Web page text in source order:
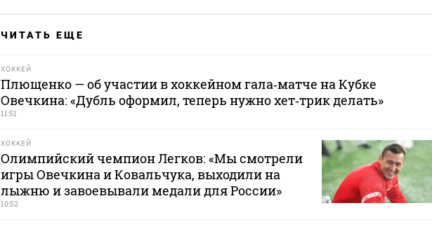
ЧИТАТЬ ЕЩЕ
ХОККЕЙ
Плющенко — об участии в хоккейном гала‑матче на Кубке
Овечкина: «Дубль оформил, теперь нужно хет‑трик делать»
11:51
ХОККЕЙ
Олимпийский чемпион Легков: «Мы смотрели
игры Овечкина и Ковальчука, выходили на
лыжню и завоевывали медали для России»
10:52